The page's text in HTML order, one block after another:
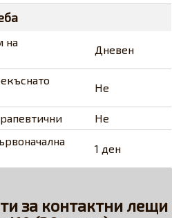
на
Дневен
Не
Не
1 ден
за контактни лещи